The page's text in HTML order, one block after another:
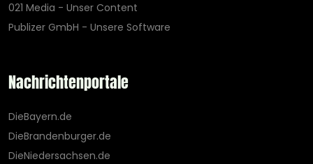
021 Media - Unser Content
Publizer GmbH - Unsere Software
Nachrichtenportale
DieBayern.de
DieBrandenburger.de
DieNiedersachsen.de